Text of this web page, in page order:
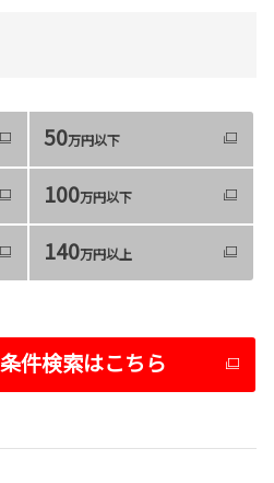
50万円以下
100万円以下
140万円以上
条件検索はこちら